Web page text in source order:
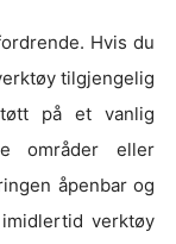
Hvis du
tilgjengelig
på et vanlig
områder eller
åpenbar og
verktøy